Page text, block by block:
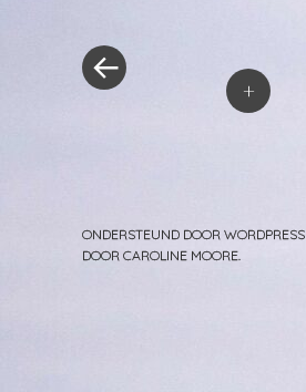
+
ONDERSTEUND DOOR WORDPRESS
DOOR CAROLINE MOORE